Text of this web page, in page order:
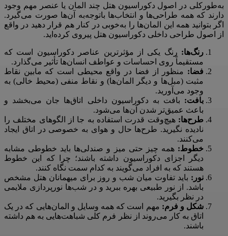
به‌طورکلی در اصول دکوراسیون هتل چند المان یا عنصر مهم وجود
دارند که همه طراحی‌ها و انتخاب‌ها باتوجه‌به آن‌ها صورت می‌گیرد.
اگر بتوانید همه این المان‌ها را به‌خوبی در کنار هم قرار دهید در واقع
از اصول طراحی داخلی دکوراسیون هتل پیروی کرده‌اید.
رنگ‌ها: رنگ یکی از مؤثرترین عناصر دکوراسیون است که
مستقیماً روی احساسات و عواطف انسان‌ها تأثیر می‌گذارد.
فضا: منظور از فضا در واقع محیطی است که مابین نقاط
مثبت (مبل‌ها و دیگر المان‌ها) و نقاط منفی (محیط خالی) به
وجود می‌آورید.
بافت: بافت به دکوراسیون داخلی اتاق‌ها جان می‌بخشد و
باعث عمیق‌تر شدن آن‌ها می‌شود.
طرح‌ها: هیچ‌وقت قدرت استفاده به جا از الگوهای مختلف را
نادیده نگیرید. طرح‌ها حال و هوای به خصوصی در اتاق ایجاد
می‌کنند.
خطوط: همه چیز حتی میز و صندلی‌ها باید خطوطی مشابه
دیگر اجزای دکوراسیون داشته باشند؛ چرا که این خطوط
هستند که به افراد می‌گویند به کدام سمت نگاه کنند.
نور: باید تفاوت میان شب و روز برای میهمانان هتل مشخص
باشد. از نور طبیعی بهره ببرید و در شب‌ها نورپردازی ملایمی
در نظر بگیرید.
شکل و فرم: مهم است که همه وسایل و المان‌هایی که در یک
اتاق به کار می‌روند از نظر فرم کلی شباهت‌هایی به هم داشته
باشند.